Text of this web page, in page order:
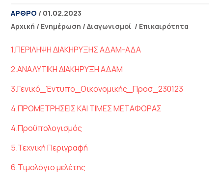
ΑΡΘΡΟ / 01.02.2023
Αρχική / Ενημέρωση /Διαγωνισμοί / Επικαιρότητα
1.ΠΕΡΙΛΗΨΗ ΔΙΑΚΗΡΥΞΗΣ ΑΔΑΜ-ΑΔΑ
2.ΑΝΑΛΥΤΙΚΗ ΔΙΑΚΗΡΥΞΗ ΑΔΑΜ
3.Γενικό_Έντυπο_Οικονομικής_Προσ_230123
4.ΠΡΟΜΕΤΡΗΣΕΙΣ ΚΑΙ ΤΙΜΕΣ ΜΕΤΑΦΟΡΑΣ
4.Προϋπολογισμός
5.Τεχνική Περιγραφή
6.Τιμολόγιο μελέτης